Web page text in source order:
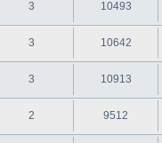
3 10493
3 10642
3 10913
2 9512